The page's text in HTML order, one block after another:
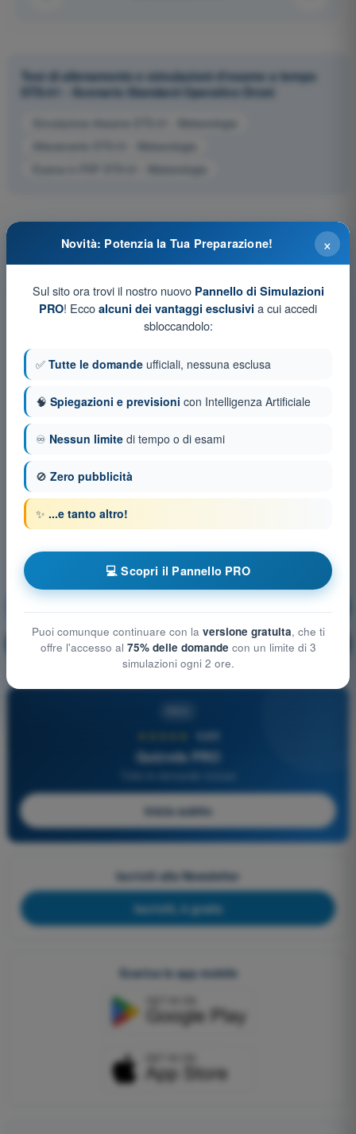
Test di allenamento e simulazioni d'esame a tempo
STS-01 - Scenario Standard Operativo Droni
Simulazione d'esame STS-01 - Meteorologia
Allenamento STS-01 - Meteorologia
Esame in PDF STS-01 - Meteorologia
🔒 PRO Spiegazione domanda
4,6/5
Quizvds PRO
Inizia subito
Iscriviti alla Newsletter
Iscriviti, è gratis
Scarica le app mobile
×
Novità: Potenzia la Tua Preparazione!
Sul sito ora trovi il nostro nuovo Pannello di Simulazioni
PRO! Ecco alcuni dei vantaggi esclusivi a cui accedi
sbloccandolo:
✅ Tutte le domande ufficiali, nessuna esclusa
🧠 Spiegazioni e previsioni con Intelligenza Artificiale
♾️ Nessun limite di tempo o di esami
🚫 Zero pubblicità
✨ ...e tanto altro!
💻 Scopri il Pannello PRO
Puoi comunque continuare con la versione gratuita, che ti
offre l'accesso al 75% delle domande con un limite di 3
simulazioni ogni 2 ore.